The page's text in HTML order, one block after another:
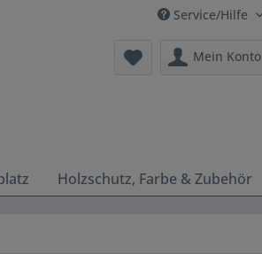
Service/Hilfe
Mein Konto
Holzschutz, Farbe & Zubehör